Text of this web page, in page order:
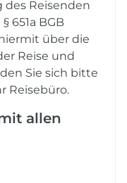
Reisenden
651a BGB
über die
Reise und
Sie sich bitte
Reisebüro.
allen